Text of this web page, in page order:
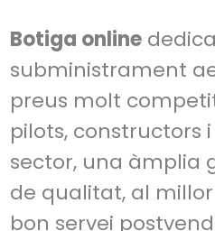
Botiga online
subministrament
preus molt
pilots, constructors
sector, una àmplia
de qualitat, al
bon servei